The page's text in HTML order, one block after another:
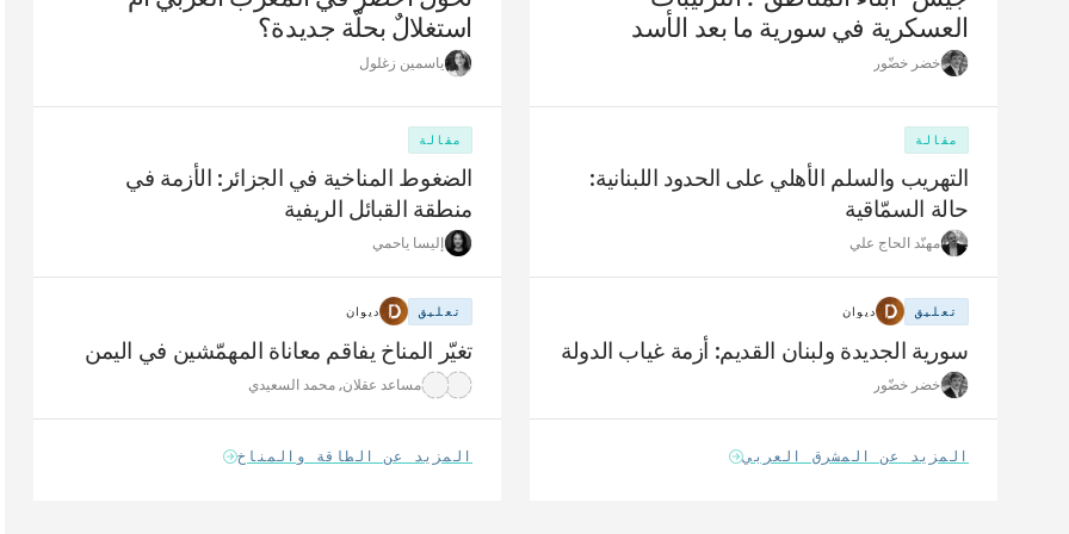
العسكرية في سورية ما بعد الأسد
خضر خضّور
مقالة
التهريب والسلم الأهلي على الحدود اللبنانية:
حالة السمّاقية
مهنّد الحاج علي
تعليق ديوان
سورية الجديدة ولبنان القديم: أزمة غياب الدولة
خضر خضّور
المزيد عن المشرق العربي
استغلالٌ بحلّة جديدة؟
ياسمين زغلول
مقالة
الضغوط المناخية في الجزائر: الأزمة في
منطقة القبائل الريفية
إليسا ياحمي
تعليق ديوان
تغيّر المناخ يفاقم معاناة المهمّشين في اليمن
مساعد عقلان, محمد السعيدي
المزيد عن الطاقة والمناخ